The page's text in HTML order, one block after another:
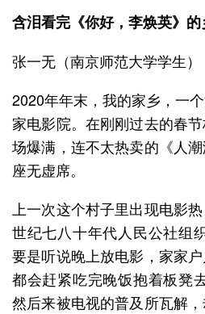
含泪看完《你好，李焕英》
张一无（南京师范大学学生）
2020年年末，我的家乡，一
家电影院。在刚刚过去的春
场爆满，连不太热卖的《人
座无虚席。
上一次这个村子里出现电影
世纪七八十年代人民公社组
要是听说晚上放电影，家家
都会赶紧吃完晚饭抱着板凳
然后来被电视的普及所瓦解